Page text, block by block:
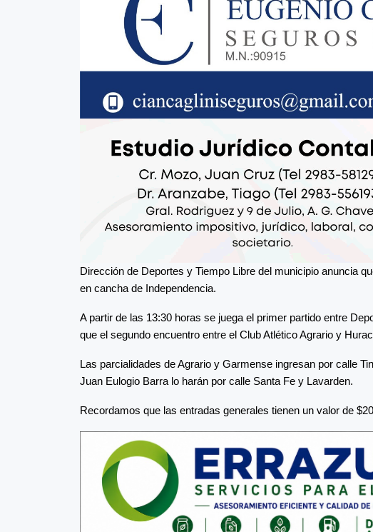
Dirección de Deportes y Tiempo Libre del municipio anuncia
en cancha de Independencia.
A partir de las 13:30 horas se juega el primer partido entre
que el segundo encuentro entre el Club Atlético Agrario y
Las parcialidades de Agrario y Garmense ingresan por calle
Juan Eulogio Barra lo harán por calle Santa Fe y Lavarden.
Recordamos que las entradas generales tienen un valor de